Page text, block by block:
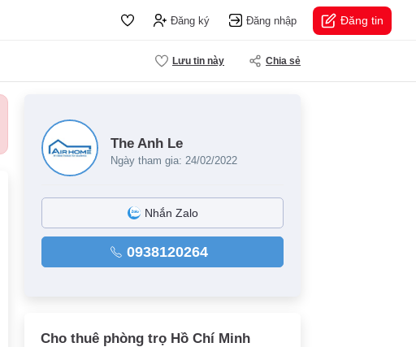
Đăng ký Đăng nhập Đăng tin
Lưu tin này Chia sẻ
The Anh Le
Ngày tham gia: 24/02/2022
Nhắn Zalo
0938120264
Cho thuê phòng trọ Hồ Chí Minh